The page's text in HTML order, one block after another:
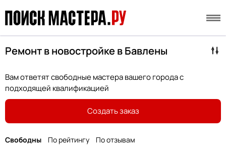
Ремонт в новостройке в Бавлены
Вам ответят свободные мастера вашего города с
подходящей квалификацией
Создать заказ
Свободны По рейтингу По отзывам